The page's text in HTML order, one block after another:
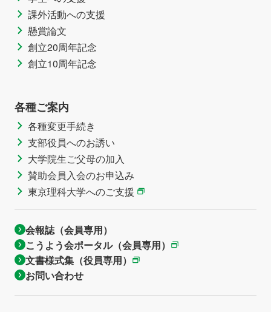
課外活動への支援
懸賞論文
創立20周年記念
創立10周年記念
各種ご案内
各種変更手続き
支部役員へのお誘い
大学院生ご父母の加入
賛助会員入会のお申込み
東京理科大学へのご支援
会報誌（会員専用）
こうよう会ポータル（会員専用）
文書様式集（役員専用）
お問い合わせ